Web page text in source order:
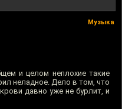
Музыка
и целом неплохие такие
неладное. Дело в том, что
давно уже не бурлит, и